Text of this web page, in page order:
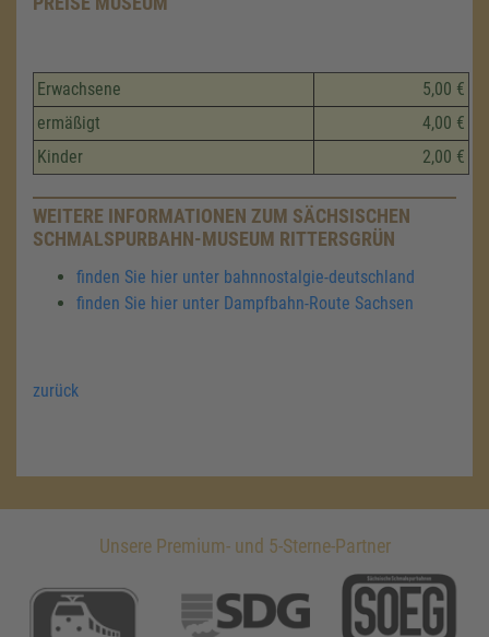
Erwachsene
5,00 €
ermäßigt
4,00 €
Kinder
2,00 €
WEITERE INFORMATIONEN ZUM SÄCHSISCHEN
SCHMALSPURBAHN-MUSEUM RITTERSGRÜN
finden Sie hier unter bahnnostalgie-deutschland
finden Sie hier unter Dampfbahn-Route Sachsen
zurück
Unsere Premium- und 5-Sterne-Partner